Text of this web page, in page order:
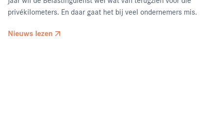
privékilometers. En daar gaat het bij veel ondernemers mis.
Nieuws lezen